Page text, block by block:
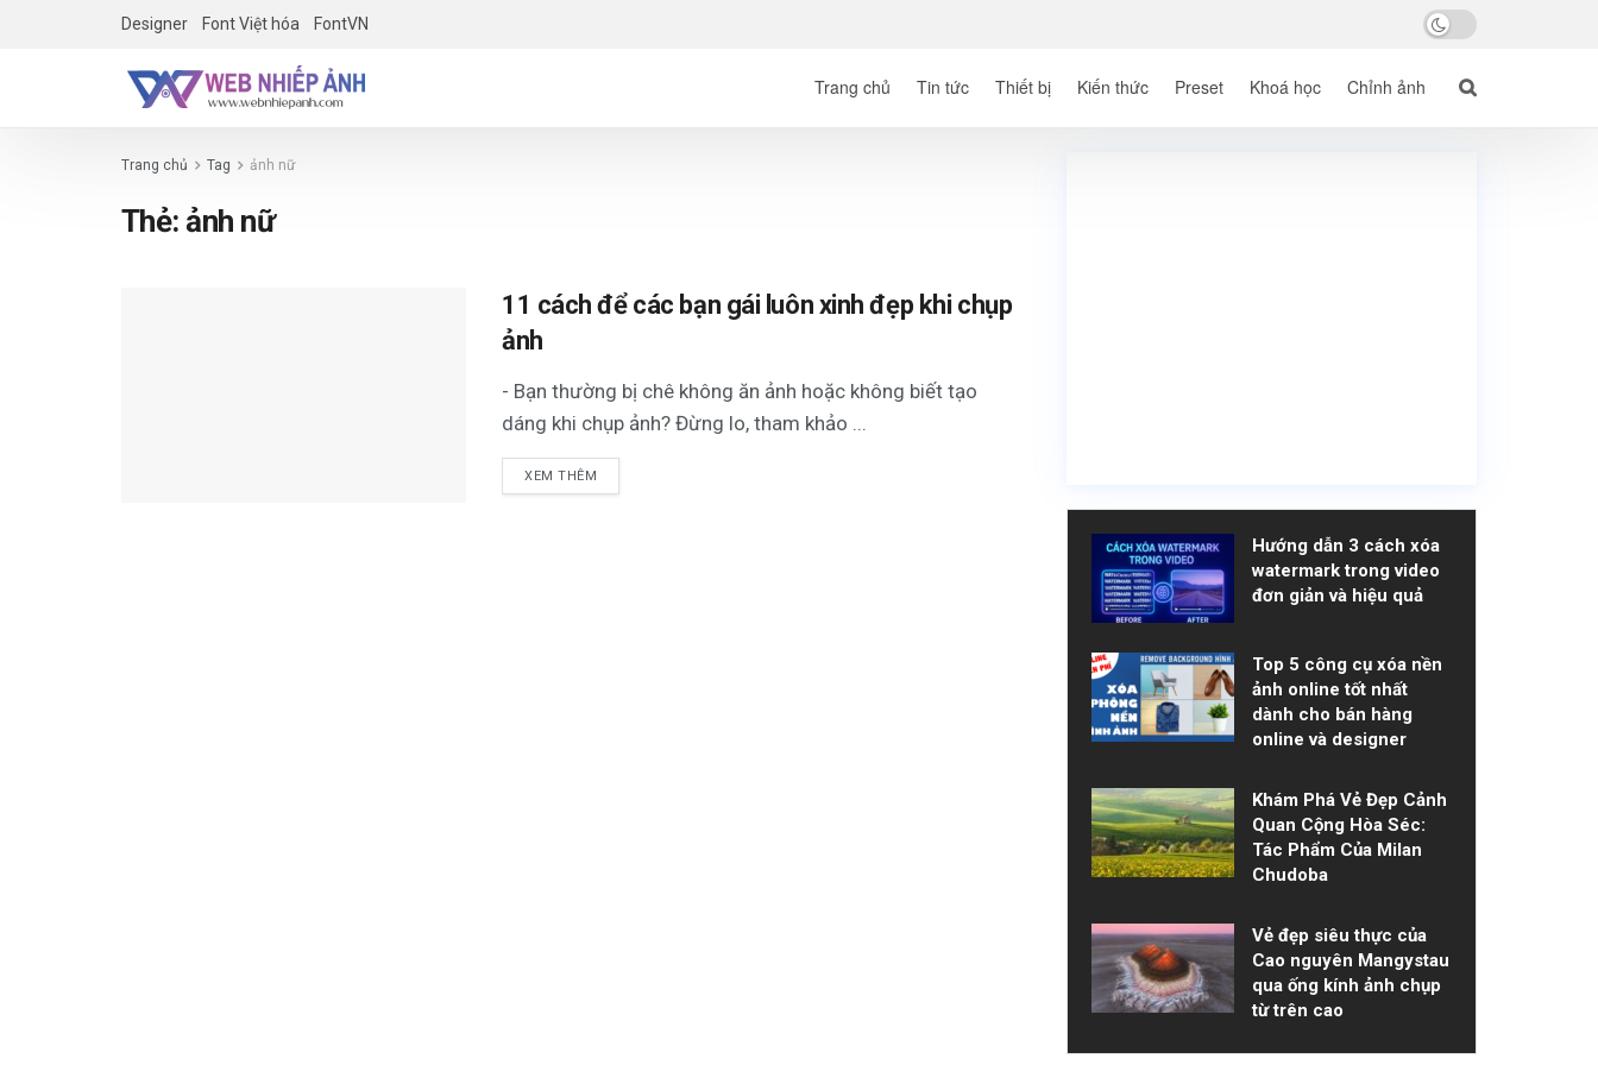
Designer Font Việt hóa FontVN
Trang chủ Tin tức Thiết bị Kiến thức Preset Khoá học Chỉnh ảnh
Trang chủ Tag ảnh nữ
Thẻ:ảnh nữ
11 cách để các bạn gái luôn xinh đẹp khi chụp
ảnh
- Bạn thường bị chê không ăn ảnh hoặc không biết tạo
dáng khi chụp ảnh? Đừng lo, tham khảo ...
XEM THÊM
Hướng dẫn 3 cách xóa
watermark trong video
đơn giản và hiệu quả
Top 5 công cụ xóa nền
ảnh online tốt nhất
dành cho bán hàng
online và designer
Khám Phá Vẻ Đẹp Cảnh
Quan Cộng Hòa Séc:
Tác Phẩm Của Milan
Chudoba
Vẻ đẹp siêu thực của
Cao nguyên Mangystau
qua ống kính ảnh chụp
từ trên cao